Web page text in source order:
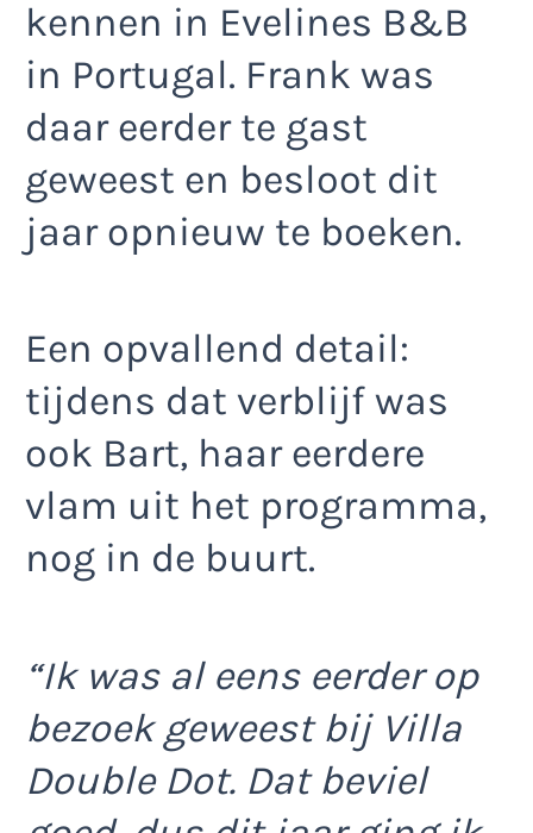
kennen in Evelines B&B
in Portugal. Frank was
daar eerder te gast
geweest en besloot dit
jaar opnieuw te boeken.
Een opvallend detail:
tijdens dat verblijf was
ook Bart, haar eerdere
vlam uit het programma,
nog in de buurt.
“Ik was al eens eerder op
bezoek geweest bij Villa
Double Dot. Dat beviel